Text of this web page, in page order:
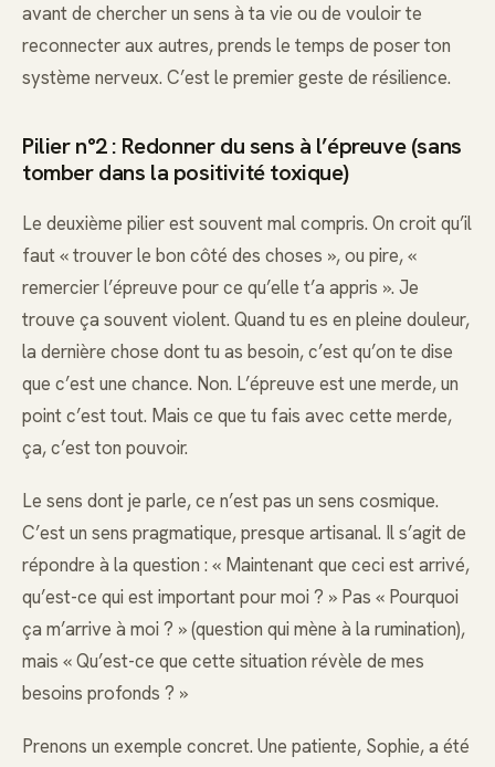
avant de chercher un sens à ta vie ou de vouloir te
reconnecter aux autres, prends le temps de poser ton
système nerveux. C’est le premier geste de résilience.
Pilier n°2 : Redonner du sens à l’épreuve (sans
tomber dans la positivité toxique)
Le deuxième pilier est souvent mal compris. On croit qu’il
faut « trouver le bon côté des choses », ou pire, «
remercier l’épreuve pour ce qu’elle t’a appris ». Je
trouve ça souvent violent. Quand tu es en pleine douleur,
la dernière chose dont tu as besoin, c’est qu’on te dise
que c’est une chance. Non. L’épreuve est une merde, un
point c’est tout. Mais ce que tu fais avec cette merde,
ça, c’est ton pouvoir.
Le sens dont je parle, ce n’est pas un sens cosmique.
C’est un sens pragmatique, presque artisanal. Il s’agit de
répondre à la question : « Maintenant que ceci est arrivé,
qu’est-ce qui est important pour moi ? » Pas « Pourquoi
ça m’arrive à moi ? » (question qui mène à la rumination),
mais « Qu’est-ce que cette situation révèle de mes
besoins profonds ? »
Prenons un exemple concret. Une patiente, Sophie, a été